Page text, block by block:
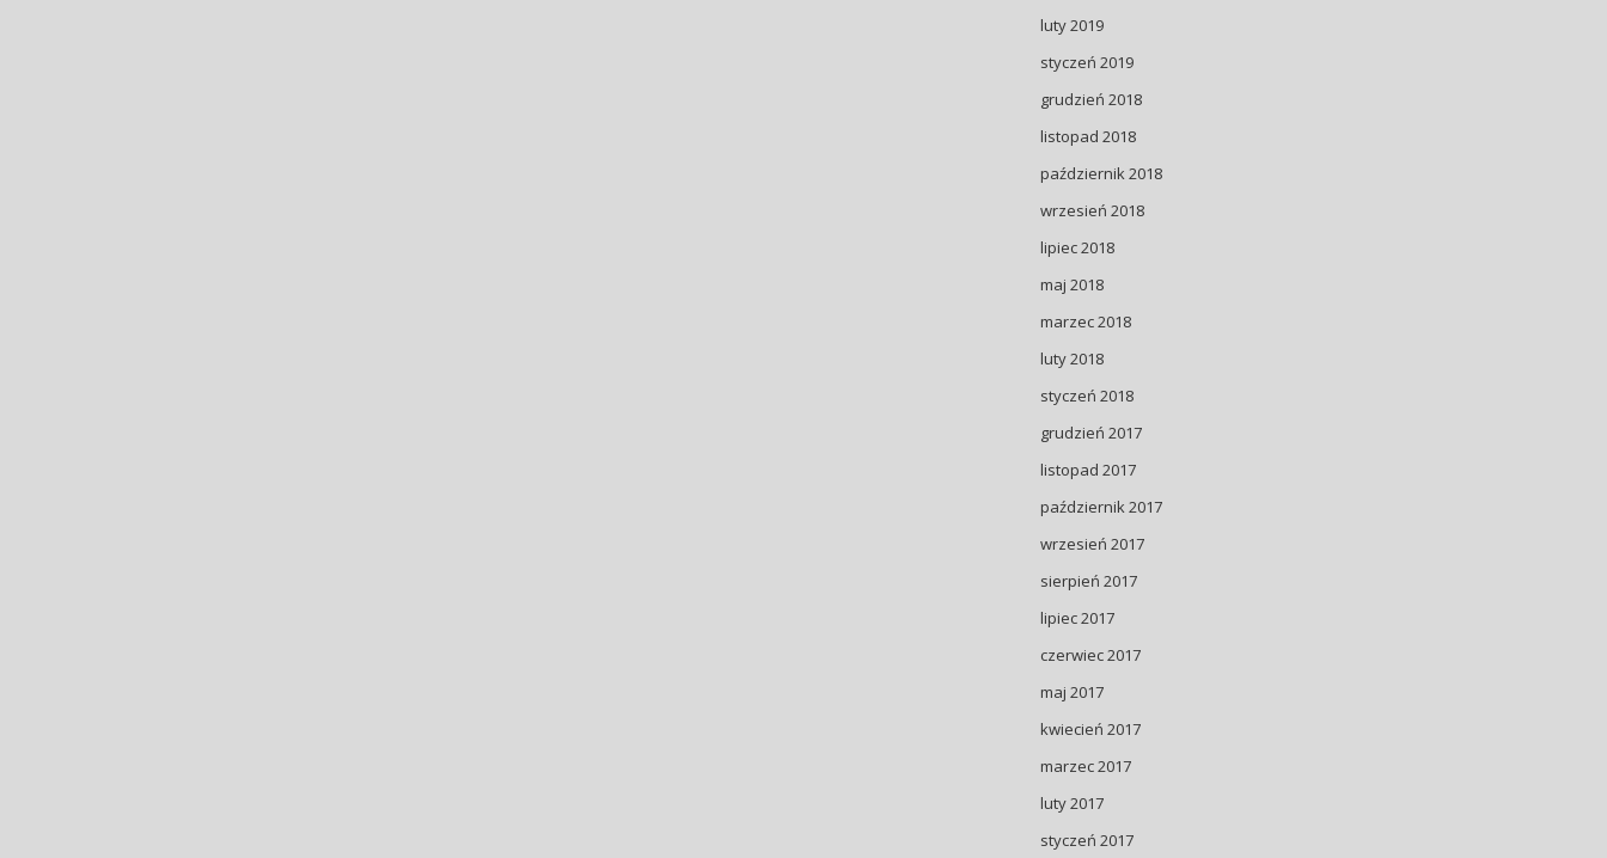
luty 2019
styczeń 2019
grudzień 2018
listopad 2018
październik 2018
wrzesień 2018
lipiec 2018
maj 2018
marzec 2018
luty 2018
styczeń 2018
grudzień 2017
listopad 2017
październik 2017
wrzesień 2017
sierpień 2017
lipiec 2017
czerwiec 2017
maj 2017
kwiecień 2017
marzec 2017
luty 2017
styczeń 2017